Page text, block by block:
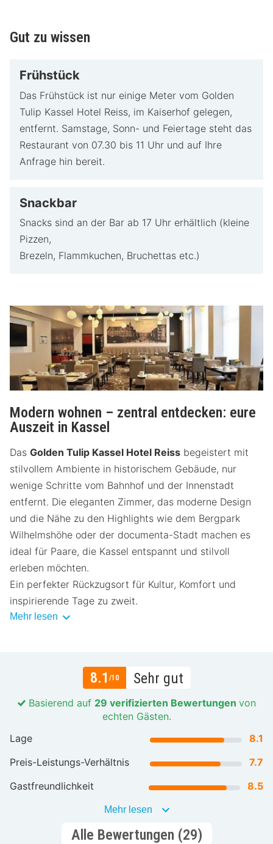
Gut zu wissen
Frühstück
Das Frühstück ist nur einige Meter vom Golden
Tulip Kassel Hotel Reiss, im Kaiserhof gelegen,
entfernt. Samstage, Sonn- und Feiertage steht das
Restaurant von 07.30 bis 11 Uhr und auf Ihre
Anfrage hin bereit.
Snackbar
Snacks sind an der Bar ab 17 Uhr erhältlich (kleine
Pizzen,
Brezeln, Flammkuchen, Bruchettas etc.)
Modern wohnen – zentral entdecken: eure
Auszeit in Kassel
Das Golden Tulip Kassel Hotel Reiss begeistert mit
stilvollem Ambiente in historischem Gebäude, nur
wenige Schritte vom Bahnhof und der Innenstadt
entfernt. Die eleganten Zimmer, das moderne Design
und die Nähe zu den Highlights wie dem Bergpark
Wilhelmshöhe oder der documenta-Stadt machen es
ideal für Paare, die Kassel entspannt und stilvoll
erleben möchten.
Ein perfekter Rückzugsort für Kultur, Komfort und
inspirierende Tage zu zweit.
Mehr lesen
8.1 /10 Sehr gut
Basierend auf 29 verifizierten Bewertungen von
echten Gästen.
Lage
8.1
Preis-Leistungs-Verhältnis
7.7
Gastfreundlichkeit
8.5
Mehr lesen
Alle Bewertungen (29)